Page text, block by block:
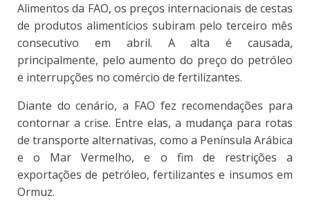
Alimentos da FAO, os preços internacionais de cestas
de produtos alimentícios subiram pelo terceiro mês
consecutivo em abril. A alta é causada,
principalmente, pelo aumento do preço do petróleo
e interrupções no comércio de fertilizantes.
Diante do cenário, a FAO fez recomendações para
contornar a crise. Entre elas, a mudança para rotas
de transporte alternativas, como a Península Arábica
e o Mar Vermelho, e o fim de restrições a
exportações de petróleo, fertilizantes e insumos em
Ormuz.